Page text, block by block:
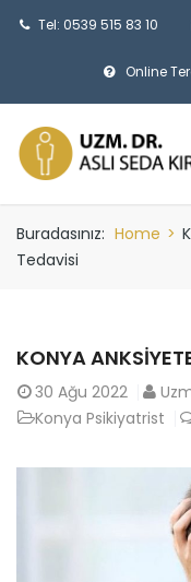
Tel: 0539 515 83 10
Online
Buradasınız: Home >
Tedavisi
KONYA
30 Ağu 2022
Konya Psikiyatrist